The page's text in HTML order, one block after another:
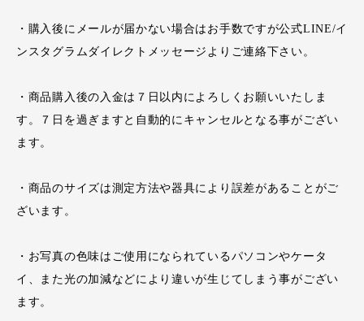
・購入後にメールが届かない場合はお手数ですが公式LINE/イ
ンスタグラムダイレクトメッセージよりご連絡下さい。
・商品購入後の入金は７日以内によろしくお願いいたしま
す。７日を過ぎますと自動的にキャンセルとなる事がござい
ます。
・商品のサイズは測定方法や器具により誤差があることがご
ざいます。
・お写真の色味はご使用になられているパソコンやケータ
イ、また光の加減などにより違いが生じてしまう事がござい
ます。